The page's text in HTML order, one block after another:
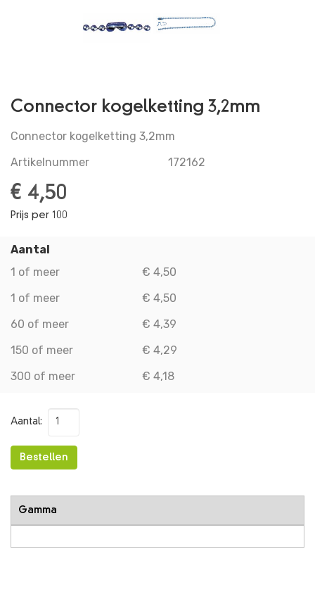
ACCOUNT GEGEVENS
Connector kogelketting 3,2mm
Connector kogelketting 3,2mm
Artikelnummer
172162
€ 4,50
Prijs per 100
Aantal
1 of meer
€ 4,50
1 of meer
€ 4,50
60 of meer
€ 4,39
150 of meer
€ 4,29
300 of meer
€ 4,18
Aantal:
Bestellen
Gamma